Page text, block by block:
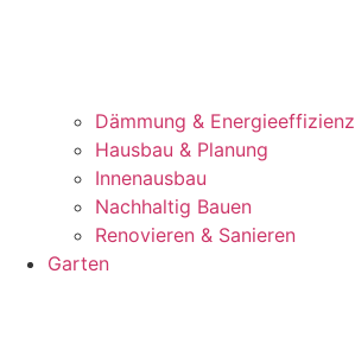
Dämmung & Energieeffizienz
Hausbau & Planung
Innenausbau
Nachhaltig Bauen
Renovieren & Sanieren
Garten